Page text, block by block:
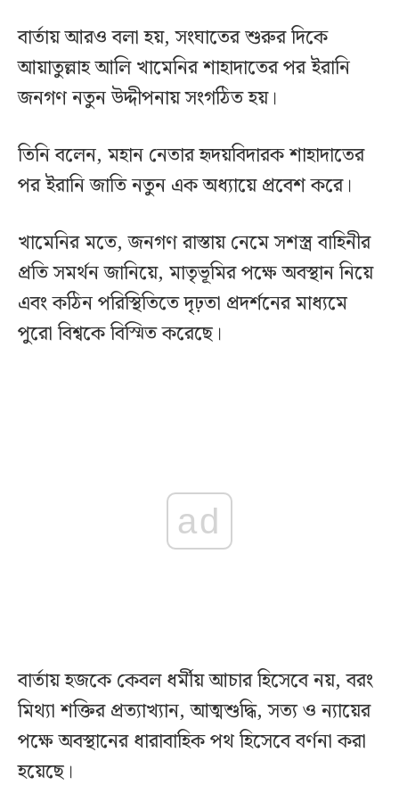
বার্তায় আরও বলা হয়, সংঘাতের শুরুর দিকে
আয়াতুল্লাহ আলি খামেনির শাহাদাতের পর ইরানি
জনগণ নতুন উদ্দীপনায় সংগঠিত হয়।
তিনি বলেন, মহান নেতার হৃদয়বিদারক শাহাদাতের
পর ইরানি জাতি নতুন এক অধ্যায়ে প্রবেশ করে।
খামেনির মতে, জনগণ রাস্তায় নেমে সশস্ত্র বাহিনীর
প্রতি সমর্থন জানিয়ে, মাতৃভূমির পক্ষে অবস্থান নিয়ে
এবং কঠিন পরিস্থিতিতে দৃঢ়তা প্রদর্শনের মাধ্যমে
পুরো বিশ্বকে বিস্মিত করেছে।
ad
বার্তায় হজকে কেবল ধর্মীয় আচার হিসেবে নয়, বরং
মিথ্যা শক্তির প্রত্যাখ্যান, আত্মশুদ্ধি, সত্য ও ন্যায়ের
পক্ষে অবস্থানের ধারাবাহিক পথ হিসেবে বর্ণনা করা
হয়েছে।